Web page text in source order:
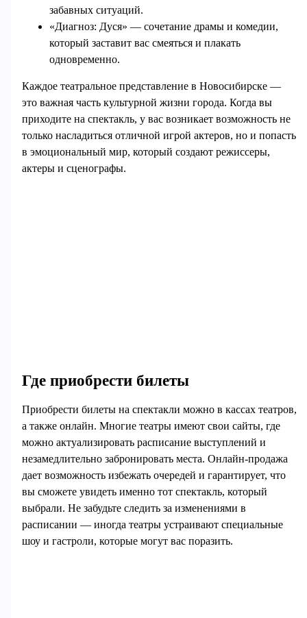
забавных ситуаций.
«Диагноз: Дуся» — сочетание драмы и комедии,
который заставит вас смеяться и плакать
одновременно.
Каждое театральное представление в Новосибирске —
это важная часть культурной жизни города. Когда вы
приходите на спектакль, у вас возникает возможность не
только насладиться отличной игрой актеров, но и попасть
в эмоциональный мир, который создают режиссеры,
актеры и сценографы.
Где приобрести билеты
Приобрести билеты на спектакли можно в кассах театров,
а также онлайн. Многие театры имеют свои сайты, где
можно актуализировать расписание выступлений и
незамедлительно забронировать места. Онлайн-продажа
дает возможность избежать очередей и гарантирует, что
вы сможете увидеть именно тот спектакль, который
выбрали. Не забудьте следить за изменениями в
расписании — иногда театры устраивают специальные
шоу и гастроли, которые могут вас поразить.